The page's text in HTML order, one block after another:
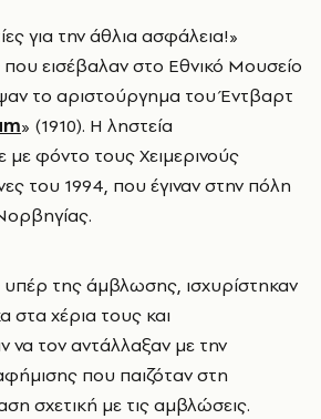
για την άθλια ασφάλεια!»
εισέβαλαν στο Εθνικό Μουσείο
το αριστούργημα του Έντβαρτ
» (1910). Η ληστεία
φόντο τους Χειμερινούς
του 1994, που έγιναν στην πόλη
υπέρ της άμβλωσης, ισχυρίστηκαν
στα χέρια τους και
να τον αντάλλαξαν με την
που παιζόταν στη
σχετική με τις αμβλώσεις.